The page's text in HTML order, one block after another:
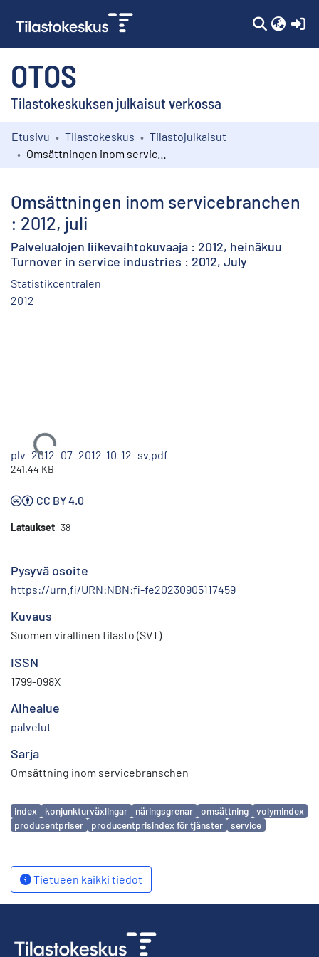
OTOS
Tilastokeskuksen julkaisut verkossa
Kokoelmat
Etusivu Tilastokeskus
Tilastojulkaisut
Omsättningen inom servicebranchen
: 2012, juli
Palvelualojen liikevaihtokuvaaja : 2012, heinäkuu
Turnover in service industries : 2012, July
Statistikcentralen
2012
Ladataan...
plv_2012_07_2012-10-12_sv.pdf
241.44 KB
CC BY 4.0
Lataukset 38
Pysyvä osoite
https://urn.fi/URN:NBN:fi-fe20230905117459
Kuvaus
Suomen virallinen tilasto (SVT)
ISSN
1799-098X
Aihealue
palvelut
Sarja
Omsättning inom servicebranschen
Avainsanat
index konjunkturväxlingar näringsgrenar omsättning
volymindex
producentpriser
producentprisindex för tjänster service
Tietueen kaikki tiedot